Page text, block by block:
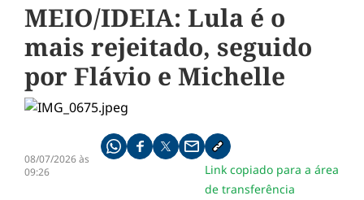
MEIO/IDEIA: Lula é o
mais rejeitado, seguido
por Flávio e Michelle
08/07/2026 às
09:26
Compartilhe pelo whatsapp
Compartilhar no facebook
Compartilhar no twitter
Compartilhe pelo email
Copiar link da notícia
Link copiado para a área
de transferência